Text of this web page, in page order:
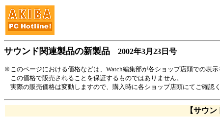
サウンド関連製品の新製品 2002年3月23日号
※このページにおける価格などは、Watch編集部が各ショップ店頭での表
この価格で販売されることを保証するものではありません。
実際の販売価格は変動しますので、購入時に各ショップ店頭にてご確認
【サウ